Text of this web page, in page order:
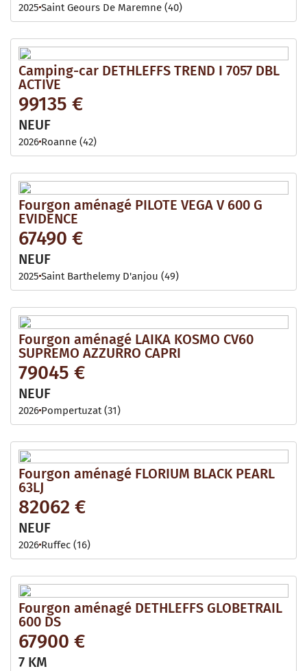
2025 Saint Geours De Maremne (40)
Camping-car DETHLEFFS TREND I 7057 DBL
ACTIVE
99135 €
NEUF
2026 Roanne (42)
Fourgon aménagé PILOTE VEGA V 600 G
EVIDENCE
67490 €
NEUF
2025 Saint Barthelemy D'anjou (49)
Fourgon aménagé LAIKA KOSMO CV60
SUPREMO AZZURRO CAPRI
79045 €
NEUF
2026 Pompertuzat (31)
Fourgon aménagé FLORIUM BLACK PEARL
63LJ
82062 €
NEUF
2026 Ruffec (16)
Fourgon aménagé DETHLEFFS GLOBETRAIL
600 DS
67900 €
7 KM